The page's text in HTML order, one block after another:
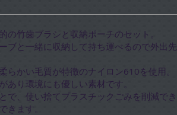
の竹歯ブラシと収納ポーチのセット。
ブと一緒に収納して持ち運べるので外出先
らかい毛質が特徴のナイロン610を使用。
あり環境にも優しい素材です。
で、使い捨てプラスチックごみを削減でき
きます。